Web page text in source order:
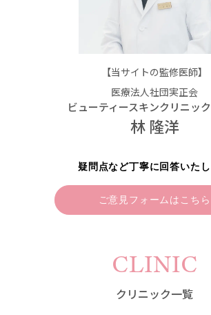
【当サイトの監修医師】
医療法人社団実正会
ビューティースキンクリニッ
林 隆洋
疑問点など丁寧に回答いた
ご意見フォームはこちら
CLINIC
クリニック一覧